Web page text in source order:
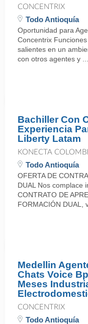
CONCENTRIX
Todo Antioquía
Oportunidad para
Concentrix
salientes en un
con otros agentes y ...
Bachiller Con
Experiencia
Liberty Latam
KONECTA
Todo Antioquía
OFERTA DE
DUAL Nos complace
CONTRATO DE
FORMACIÓN DUAL,
Medellin
Chats Voice
Meses
CONCENTRIX
Todo Antioquía